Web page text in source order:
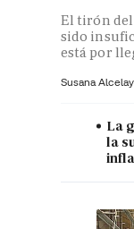
El tirón del
sido
está por
Susana Alcelay
La
la